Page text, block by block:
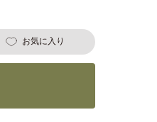
お気に入り